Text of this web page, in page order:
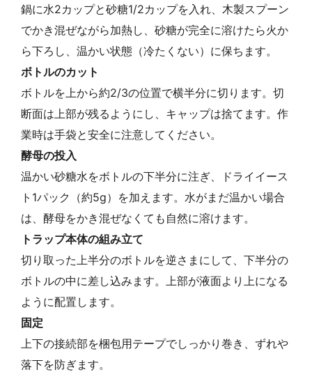
鍋に水2カップと砂糖1/2カップを入れ、木製スプーン
でかき混ぜながら加熱し、砂糖が完全に溶けたら火か
ら下ろし、温かい状態（冷たくない）に保ちます。
ボトルのカット
ボトルを上から約2/3の位置で横半分に切ります。切
断面は上部が残るようにし、キャップは捨てます。作
業時は手袋と安全に注意してください。
酵母の投入
温かい砂糖水をボトルの下半分に注ぎ、ドライイース
ト1パック（約5g）を加えます。水がまだ温かい場合
は、酵母をかき混ぜなくても自然に溶けます。
トラップ本体の組み立て
切り取った上半分のボトルを逆さまにして、下半分の
ボトルの中に差し込みます。上部が液面より上になる
ように配置します。
固定
上下の接続部を梱包用テープでしっかり巻き、ずれや
落下を防ぎます。